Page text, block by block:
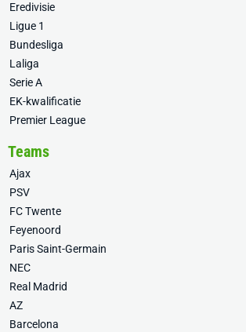
Eredivisie
Ligue 1
Bundesliga
Laliga
Serie A
EK-kwalificatie
Premier League
Teams
Ajax
PSV
FC Twente
Feyenoord
Paris Saint-Germain
NEC
Real Madrid
AZ
Barcelona